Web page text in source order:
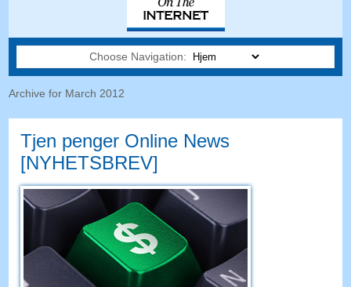
Choose Navigation:
Archive for March 2012
Tjen penger Online News
[NYHETSBREV]